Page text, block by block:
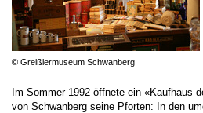
© Greißlermuseum Schwanberg
Im Sommer 1992 öffnete ein «Kaufhaus
von Schwanberg seine Pforten: In den